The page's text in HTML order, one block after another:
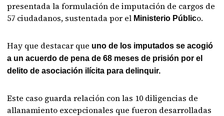
presentada la formulación de imputación de cargos de
57 ciudadanos, sustentada por el Ministerio Público.
Hay que destacar que uno de los imputados se acogió
a un acuerdo de pena de 68 meses de prisión por el
delito de asociación ilícita para delinquir.
Este caso guarda relación con las 10 diligencias de
allanamiento excepcionales que fueron desarrolladas